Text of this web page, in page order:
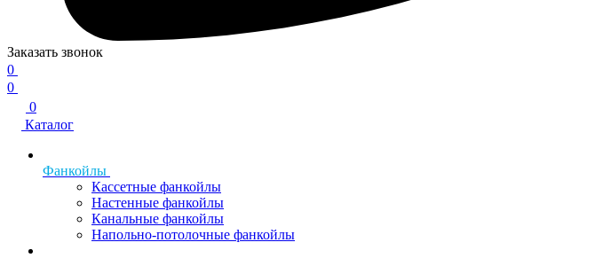
Заказать звонок
0
0
0
Каталог
Фанкойлы
Кассетные фанкойлы
Настенные фанкойлы
Канальные фанкойлы
Напольно-потолочные фанкойлы